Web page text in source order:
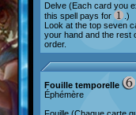
Delve (Each card you
this spell pays for
.)
Look at the top seven
your hand and the rest
order.
Fouille temporelle
Éphémère